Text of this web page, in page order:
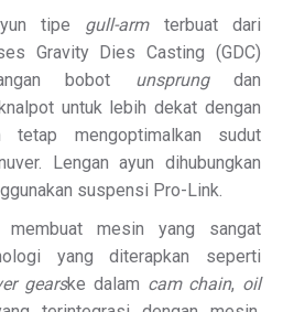
tipe gull-armterbuat dari
Gravity Dies Casting (GDC)
bobot unsprungdan
untuk lebih dekat dengan
tetap mengoptimalkan sudut
Lengan ayun dihubungkan
suspensi Pro-Link.
membuat mesin yang sangat
yang diterapkan seperti
gearske dalam cam chain, oil